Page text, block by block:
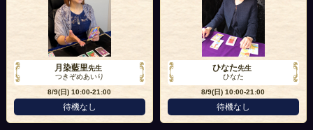
月染藍里先生
つきぞめあいり
8/9(日)10:00-21:00
待機なし
ひなた先生
ひなた
8/9(日)10:00-21:00
待機なし